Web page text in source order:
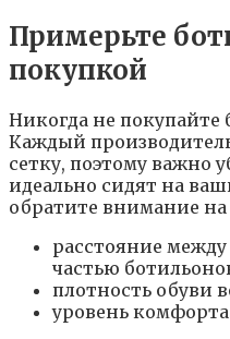
Примерьте
покупкой
Никогда не
Каждый
сетку, поэтому важно
идеально сидят на
обратите внимание
расстояние
частью
плотность обуви
уровень